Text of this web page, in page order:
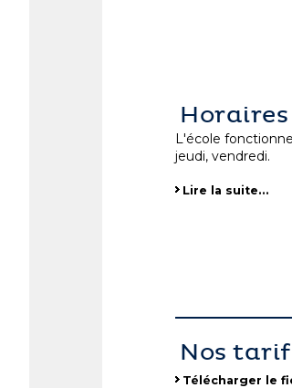
L'école
jeudi, vendredi.
Lire la suite…
Nos
Télécharger le